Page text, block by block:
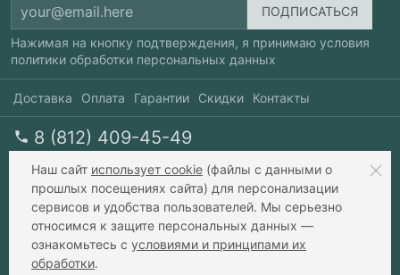
Нажимая на кнопку подтверждения, я принимаю условия
политики обработки персональных данных
Доставка Оплата Гарантии Скидки Контакты
8 (812) 409-45-49
перезвоните мне
пн-пт 10-20, сб 10-17
info@xavax.ru
Наш сайт использует cookie (файлы с данными о
прошлых посещениях сайта) для персонализации
сервисов и удобства пользователей. Мы серьезно
относимся к защите персональных данных —
ознакомьтесь с условиями и принципами их
обработки.